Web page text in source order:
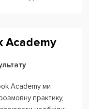
Academy
Academy ми
практику,